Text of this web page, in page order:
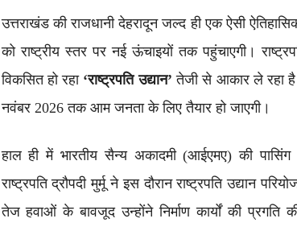
उत्तराखंड की राजधानी देहरादून जल्द ही एक ऐसी
को राष्ट्रीय स्तर पर नई ऊंचाइयों तक पहुंचाएगी।
विकसित हो रहा ‘राष्ट्रपति उद्यान’ तेजी से आकार ले रहा है
नवंबर 2026 तक आम जनता के लिए तैयार हो जाएगी।
हाल ही में भारतीय सैन्य अकादमी (आईएमए) की
राष्ट्रपति द्रौपदी मुर्मू ने इस दौरान राष्ट्रपति उद्यान
तेज हवाओं के बावजूद उन्होंने निर्माण कार्यों की प्रगति